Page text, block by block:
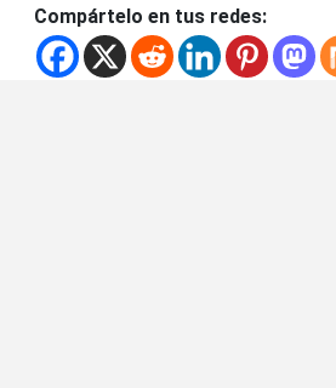
Compártelo en tus redes: